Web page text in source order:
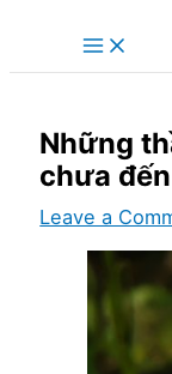
Những
chưa
Leave a